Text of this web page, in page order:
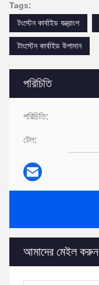
পরিচিতি
পরিচিতি:
টেল:
আমাদের মেইল করুন
Tags:
টংস্টেন কার্বাইড যন্ত্রাংশ
টাংস্টেন কার্বাইড উপাদান